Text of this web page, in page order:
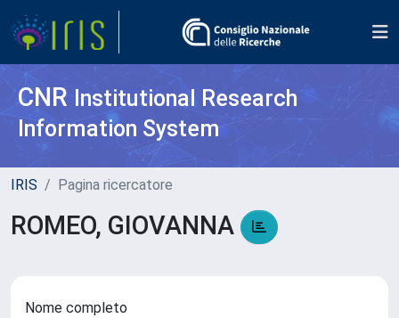
CNR Institutional Research
Information System
IRIS Pagina ricercatore
ROMEO, GIOVANNA
Nome completo